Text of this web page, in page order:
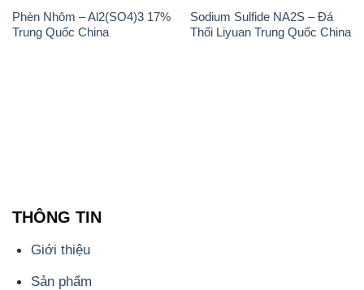
Phèn Nhôm – Al2(SO4)3 17%
Trung Quốc China
Sodium Sulfide NA2S – Đá
Thối Liyuan Trung Quốc China
THÔNG TIN
Giới thiệu
Sản phẩm